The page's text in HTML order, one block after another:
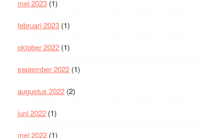
mei 2023(1)
februari 2023(1)
oktober 2022(1)
september 2022(1)
augustus 2022(2)
juni 2022(1)
mei 2022(1)